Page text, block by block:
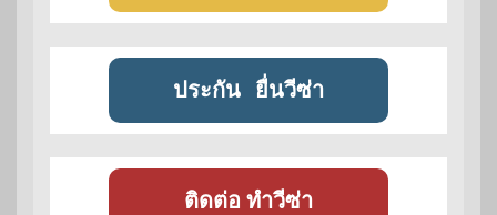
ประกัน ยื่นวีซ่า
ติดต่อ ทำวีซ่า